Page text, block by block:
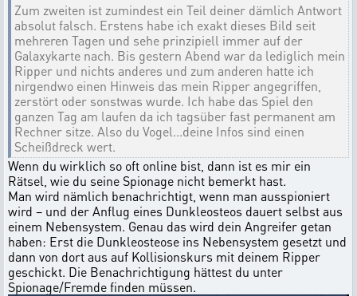
Zum zweiten ist zumindest ein Teil deiner dämlich Antwort
absolut falsch. Erstens habe ich exakt dieses Bild seit
mehreren Tagen und sehe prinzipiell immer auf der
Galaxykarte nach. Bis gestern Abend war da lediglich mein
Ripper und nichts anderes und zum anderen hatte ich
nirgendwo einen Hinweis das mein Ripper angegriffen,
zerstört oder sonstwas wurde. Ich habe das Spiel den
ganzen Tag am laufen da ich tagsüber fast permanent am
Rechner sitze. Also du Vogel...deine Infos sind einen
Scheißdreck wert.
Wenn du wirklich so oft online bist, dann ist es mir ein
Rätsel, wie du seine Spionage nicht bemerkt hast.
Man wird nämlich benachrichtigt, wenn man ausspioniert
wird – und der Anflug eines Dunkleosteos dauert selbst aus
einem Nebensystem. Genau das wird dein Angreifer getan
haben: Erst die Dunkleosteose ins Nebensystem gesetzt und
dann von dort aus auf Kollisionskurs mit deinem Ripper
geschickt. Die Benachrichtigung hättest du unter
Spionage/Fremde finden müssen.